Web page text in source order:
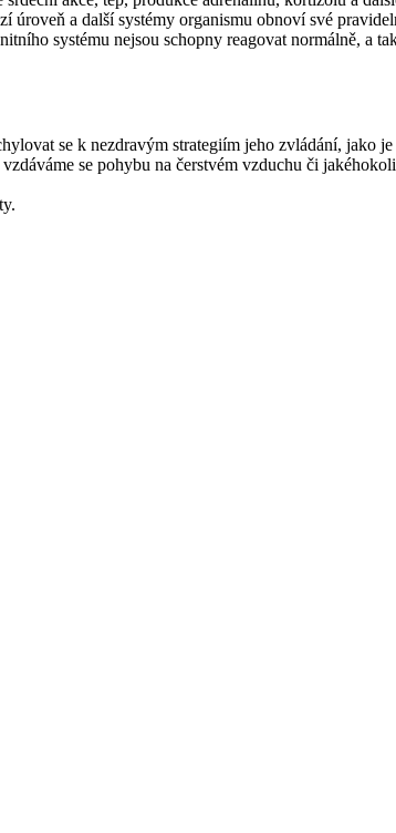
úroveň a další systémy organismu obnoví své
systému nejsou schopny reagovat normálně, a
se k nezdravým strategiím jeho zvládání, jako
se pohybu na čerstvém vzduchu či